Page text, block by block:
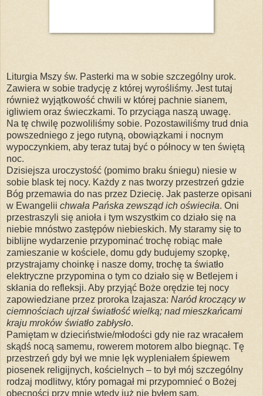
Liturgia Mszy św. Pasterki ma w sobie szczególny urok.
Zawiera w sobie tradycję z której wyrośliśmy. Jest tutaj
również wyjątkowość chwili w której pachnie sianem,
igliwiem oraz świeczkami. To przyciąga naszą uwagę.
Na tę chwilę pozwoliliśmy sobie. Pozostawiliśmy trud dnia
powszedniego z jego rutyną, obowiązkami i nocnym
wypoczynkiem, aby teraz tutaj być o północy w ten świętą
noc.
Dzisiejsza uroczystość (pomimo braku śniegu) niesie w
sobie blask tej nocy. Każdy z nas tworzy przestrzeń gdzie
Bóg przemawia do nas przez Dziecię. Jak pasterze opisani
w Ewangelii chwała Pańska zewsząd ich oświeciła. Oni
przestraszyli się anioła i tym wszystkim co działo się na
niebie mnóstwo zastępów niebieskich. My staramy się to
biblijne wydarzenie przypominać trochę robiąc małe
zamieszanie w kościele, domu gdy budujemy szopkę,
przystrajamy choinkę i nasze domy, trochę ta światło
elektryczne przypomina o tym co działo się w Betlejem i
skłania do refleksji. Aby przyjąć Boże orędzie tej nocy
zapowiedziane przez proroka Izajasza: Naród kroczący w
ciemnościach ujrzał światłość wielką; nad mieszkańcami
kraju mroków światło zabłysło.
Pamiętam w dzieciństwie/młodości gdy nie raz wracałem
skądś nocą samemu, rowerem motorem albo biegnąc. Tę
przestrzeń gdy był we mnie lęk wypleniałem śpiewem
piosenek religijnych, kościelnych – to był mój szczególny
rodzaj modlitwy, który pomagał mi przypomnieć o Bożej
obecności przy mnie wtedy już nie byłem sam.